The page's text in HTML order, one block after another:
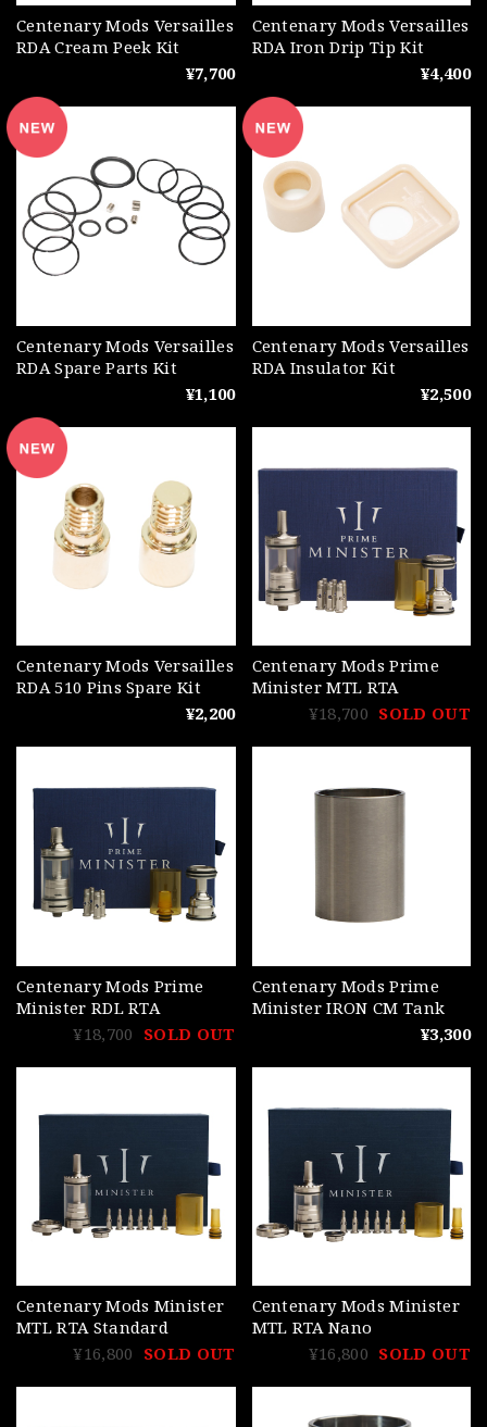
Centenary Mods Versailles
RDA Cream Peek Kit
¥7,700
Centenary Mods Versailles
RDA Iron Drip Tip Kit
¥4,400
Centenary Mods Versailles
RDA Spare Parts Kit
¥1,100
Centenary Mods Versailles
RDA Insulator Kit
¥2,500
Centenary Mods Versailles
RDA 510 Pins Spare Kit
¥2,200
Centenary Mods Prime
Minister MTL RTA
¥18,700 SOLD OUT
Centenary Mods Prime
Minister RDL RTA
¥18,700 SOLD OUT
Centenary Mods Prime
Minister IRON CM Tank
¥3,300
Centenary Mods Minister
MTL RTA Standard
¥16,800 SOLD OUT
Centenary Mods Minister
MTL RTA Nano
¥16,800 SOLD OUT